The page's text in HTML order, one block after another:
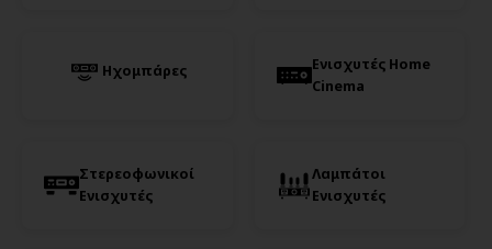
Ηχομπάρες
Ενισχυτές Home
Cinema
Στερεοφωνικοί
Ενισχυτές
Λαμπάτοι
Ενισχυτές